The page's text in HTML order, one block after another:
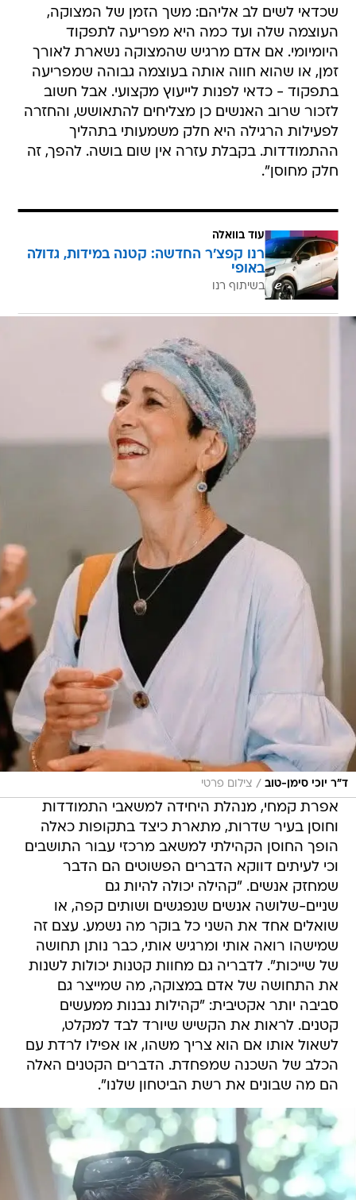
שכדאי לשים לב אליהם: משך הזמן של המצוקה,
העוצמה שלה ועד כמה היא מפריעה לתפקוד
היומיומי. אם אדם מרגיש שהמצוקה נשארת לאורך
זמן, או שהוא חווה אותה בעוצמה גבוהה שמפריעה
בתפקוד - כדאי לפנות לייעוץ מקצועי. אבל חשוב
לזכור שרוב האנשים כן מצליחים להתאושש, והחזרה
לפעילות הרגילה היא חלק משמעותי בתהליך
ההתמודדות. בקבלת עזרה אין שום בושה. להפך, זה
חלק מחוסן".
עוד בוואלה
רנו קפצ'ר החדשה: קטנה במידות, גדולה
באופי
בשיתוף רנו
ד"ר יוכי סימן-טוב / צילום פרטי
אפרת קמחי, מנהלת היחידה למשאבי התמודדות
וחוסן בעיר שדרות, מתארת כיצד בתקופות כאלה
הופך החוסן הקהילתי למשאב מרכזי עבור התושבים
וכי לעיתים דווקא הדברים הפשוטים הם הדבר
שמחזק אנשים. "קהילה יכולה להיות גם
שניים-שלושה אנשים שנפגשים ושותים קפה, או
שואלים אחד את השני כל בוקר מה נשמע. עצם זה
שמישהו רואה אותי ומרגיש אותי, כבר נותן תחושה
של שייכות". לדבריה גם מחוות קטנות יכולות לשנות
את התחושה של אדם במצוקה, מה שמייצר גם
סביבה יותר אקטיבית: "קהילות נבנות ממעשים
קטנים. לראות את הקשיש שיורד לבד למקלט,
לשאול אותו אם הוא צריך משהו, או אפילו לרדת עם
הכלב של השכנה שמפחדת. הדברים הקטנים האלה
הם מה שבונים את רשת הביטחון שלנו".